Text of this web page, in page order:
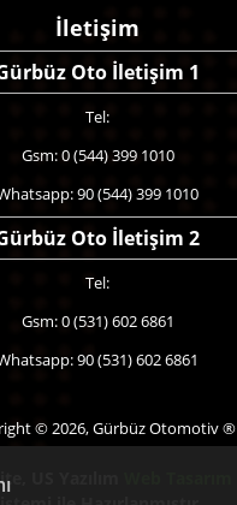
İletişim
Oto İletişim 1
Tel:
Gsm: 0 (544) 399 1010
90 (544) 399 1010
Oto İletişim 2
Tel:
Gsm: 0 (531) 602 6861
90 (531) 602 6861
© 2026, Gürbüz Otomotiv ®